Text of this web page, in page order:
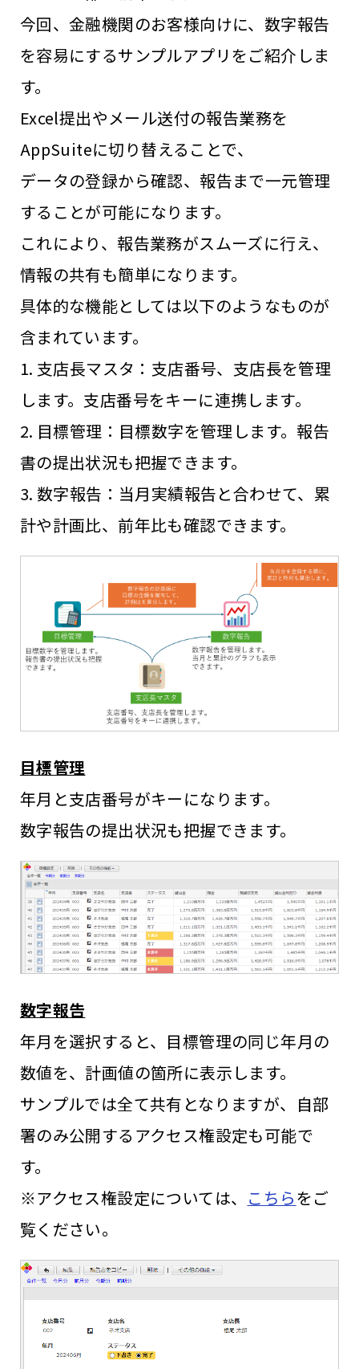
今回、金融機関のお客様向けに、数字報告
を容易にするサンプルアプリをご紹介しま
す。
Excel提出やメール送付の報告業務を
AppSuiteに切り替えることで、
データの登録から確認、報告まで一元管理
することが可能になります。
これにより、報告業務がスムーズに行え、
情報の共有も簡単になります。
具体的な機能としては以下のようなものが
含まれています。
1. 支店長マスタ：支店番号、支店長を管理
します。支店番号をキーに連携します。
2. 目標管理：目標数字を管理します。報告
書の提出状況も把握できます。
3. 数字報告：当月実績報告と合わせて、累
計や計画比、前年比も確認できます。
目標管理
年月と支店番号がキーになります。
数字報告の提出状況も把握できます。
数字報告
年月を選択すると、目標管理の同じ年月の
数値を、計画値の箇所に表示します。
サンプルでは全て共有となりますが、自部
署のみ公開するアクセス権設定も可能で
す。
※アクセス権設定については、 こちらをご
覧ください。